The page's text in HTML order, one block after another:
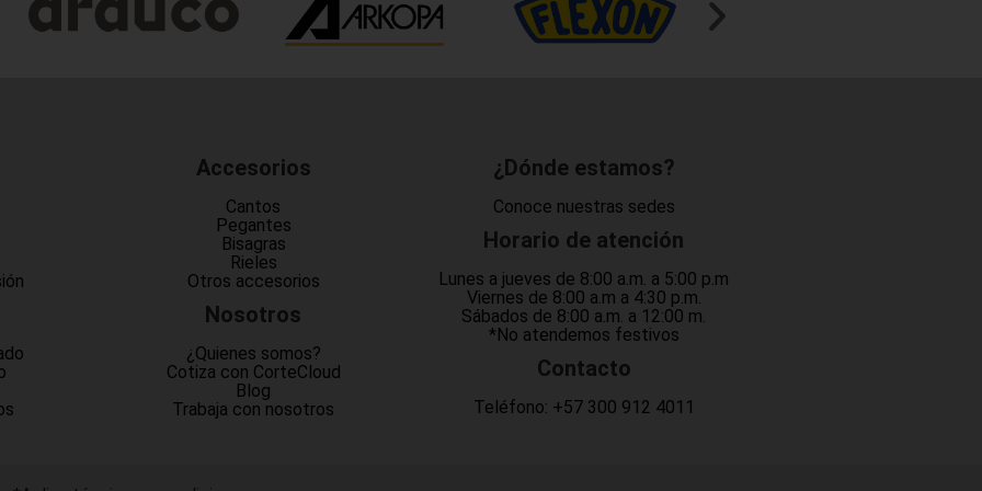
Accesorios
Cantos
Pegantes
Bisagras
Rieles
Otros accesorios
Nosotros
¿Quienes somos?
Cotiza con CorteCloud
Blog
Trabaja con nosotros
¿Dónde estamos?
Conoce nuestras sedes
Horario de atención
Lunes a jueves de 8:00 a.m. a 5:00 p.m
Viernes de 8:00 a.m a 4:30 p.m.
Sábados de 8:00 a.m. a 12:00 m.
*No atendemos festivos
Contacto
Teléfono: +57 300 912 4011